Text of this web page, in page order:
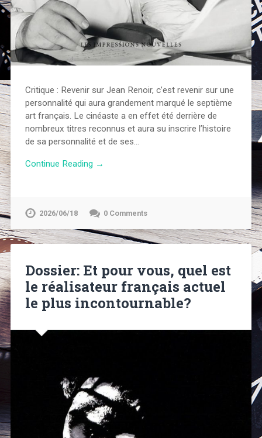
Critique : Revenir sur Jean Renoir, c’est revenir sur une
personnalité qui aura grandement marqué le septième
art français. Le cinéaste a en effet été derrière de
nombreux titres reconnus et aura su inscrire l’histoire
de sa personnalité et de ses…
Continue Reading →
2026/06/18 0 Comments
Dossier: Et pour vous, quel est
le réalisateur français actuel
le plus incontournable?